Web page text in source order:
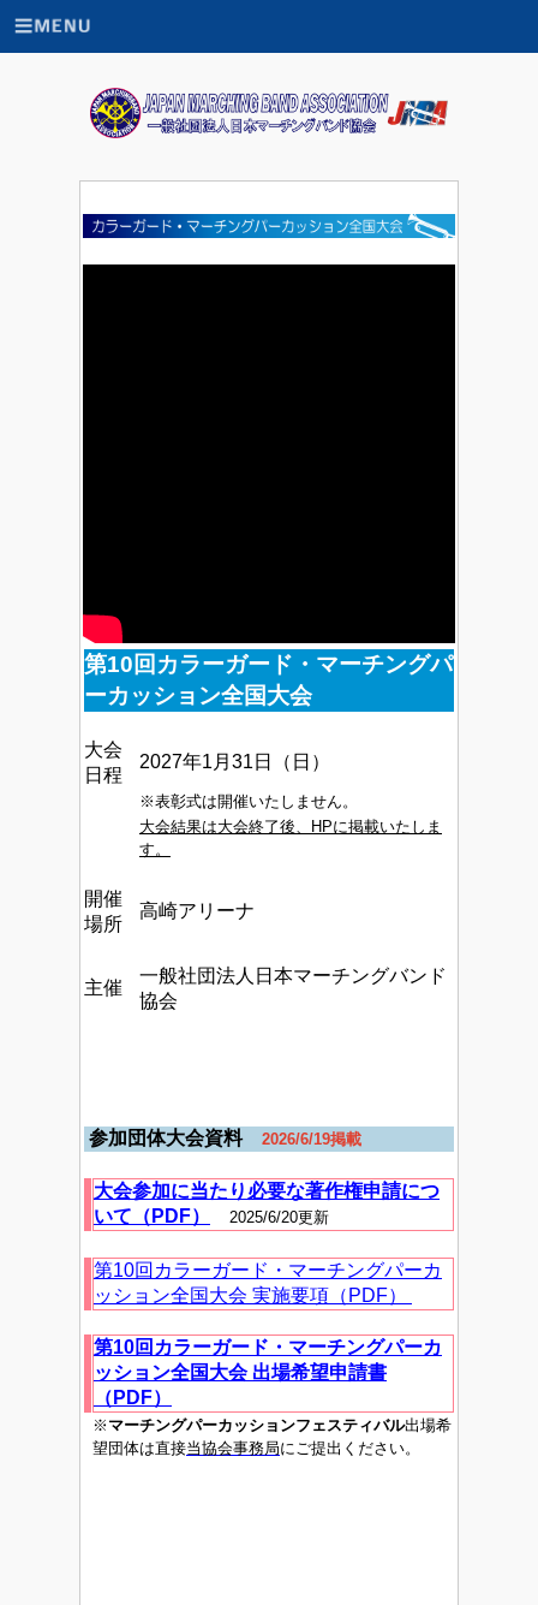
第10回カラーガード・マーチングパ
ーカッション全国大会
大会
日程
2027年1月31日（日）
※表彰式は開催いたしません。
大会結果は大会終了後、HPに掲載いたしま
す。
開催
場所
高崎アリーナ
主催
一般社団法人日本マーチングバンド
協会
参加団体大会資料 2026/6/19掲載
大会参加に当たり必要な著作権申請につ
いて（PDF）
2025/6/20更新
第10回カラーガード・マーチングパーカ
ッション全国大会 実施要項（PDF）
第10回カラーガード・マーチングパーカ
ッション全国大会 出場希望申請書
（PDF）
※ マーチングパーカッションフェスティバル出場希
望団体は直接当協会事務局にご提出ください。